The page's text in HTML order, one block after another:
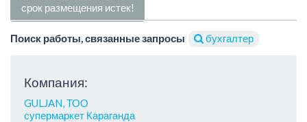
срок размещения истек!
Поиск работы, связанные запросы бухгалтер
Компания:
GULJAN, ТОО
супермаркет Караганда